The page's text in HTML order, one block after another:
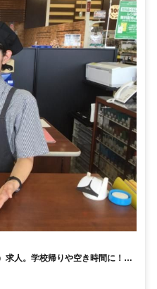
求人。学校帰りや空き時間に！丁